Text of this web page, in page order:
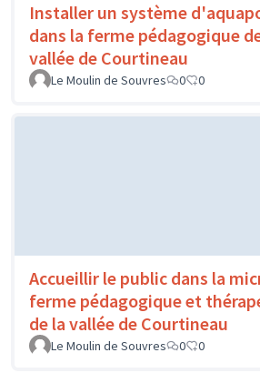
Installer un système
dans la ferme pédagogique
vallée de Courtineau
Le Moulin de Souvres 0 0
Accueillir le public dans la
ferme pédagogique et
de la vallée de Courtineau
Le Moulin de Souvres 0 0